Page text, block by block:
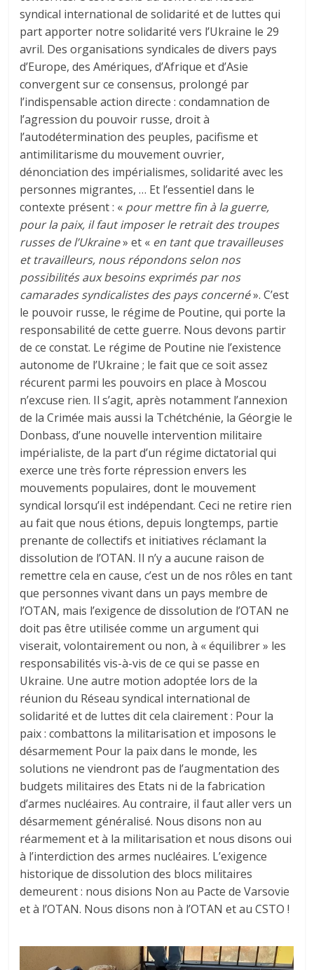
syndical international de solidarité et de luttes qui
part apporter notre solidarité vers l’Ukraine le 29
avril. Des organisations syndicales de divers pays
d’Europe, des Amériques, d’Afrique et d’Asie
convergent sur ce consensus, prolongé par
l’indispensable action directe : condamnation de
l’agression du pouvoir russe, droit à
l’autodétermination des peuples, pacifisme et
antimilitarisme du mouvement ouvrier,
dénonciation des impérialismes, solidarité avec les
personnes migrantes, … Et l’essentiel dans le
contexte présent : « pour mettre fin à la guerre,
pour la paix, il faut imposer le retrait des troupes
russes de l’Ukraine» et « en tant que travailleuses
et travailleurs, nous répondons selon nos
possibilités aux besoins exprimés par nos
camarades syndicalistes des pays concerné». C’est
le pouvoir russe, le régime de Poutine, qui porte la
responsabilité de cette guerre. Nous devons partir
de ce constat. Le régime de Poutine nie l’existence
autonome de l’Ukraine ; le fait que ce soit assez
récurent parmi les pouvoirs en place à Moscou
n’excuse rien. Il s’agit, après notamment l’annexion
de la Crimée mais aussi la Tchétchénie, la Géorgie le
Donbass, d’une nouvelle intervention militaire
impérialiste, de la part d’un régime dictatorial qui
exerce une très forte répression envers les
mouvements populaires, dont le mouvement
syndical lorsqu’il est indépendant. Ceci ne retire rien
au fait que nous étions, depuis longtemps, partie
prenante de collectifs et initiatives réclamant la
dissolution de l’OTAN. Il n’y a aucune raison de
remettre cela en cause, c’est un de nos rôles en tant
que personnes vivant dans un pays membre de
l’OTAN, mais l’exigence de dissolution de l’OTAN ne
doit pas être utilisée comme un argument qui
viserait, volontairement ou non, à « équilibrer » les
responsabilités vis-à-vis de ce qui se passe en
Ukraine. Une autre motion adoptée lors de la
réunion du Réseau syndical international de
solidarité et de luttes dit cela clairement : Pour la
paix : combattons la militarisation et imposons le
désarmement Pour la paix dans le monde, les
solutions ne viendront pas de l’augmentation des
budgets militaires des Etats ni de la fabrication
d’armes nucléaires. Au contraire, il faut aller vers un
désarmement généralisé. Nous disons non au
réarmement et à la militarisation et nous disons oui
à l’interdiction des armes nucléaires. L’exigence
historique de dissolution des blocs militaires
demeurent : nous disions Non au Pacte de Varsovie
et à l’OTAN. Nous disons non à l’OTAN et au CSTO !